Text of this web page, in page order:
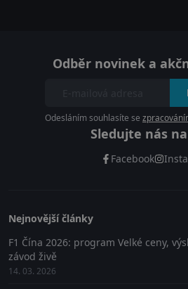
Odběr novinek a
Odesláním souhlasíte se
Sledujte nás
Facebook
Nejnovější články
F1 Čína 2026: program Velké ceny,
závod živě
14. 03. 2026